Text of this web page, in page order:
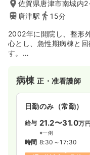
佐賀県唐津市南城内
唐津駅
15分
2002年に開院し、整形
心とし、急性期病棟と
す。
医療・介護をご提供さ
や介護老人保健施設も
病棟正・准看護師
日勤のみ（常勤）
給与 21.2〜31.0万
※一例
時間 8:30～17:30